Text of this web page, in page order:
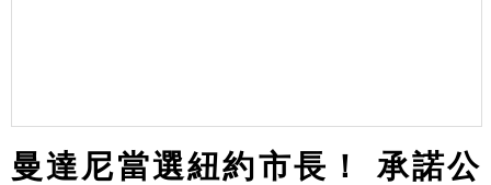
曼達尼當選紐約市長！ 承諾公